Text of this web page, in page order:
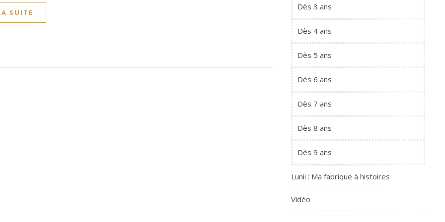
SUITE
Dès 3 ans
Dès 4 ans
Dès 5 ans
Dès 6 ans
Dès 7 ans
Dès 8 ans
Dès 9 ans
Lunii : Ma fabrique à histoires
Vidéo